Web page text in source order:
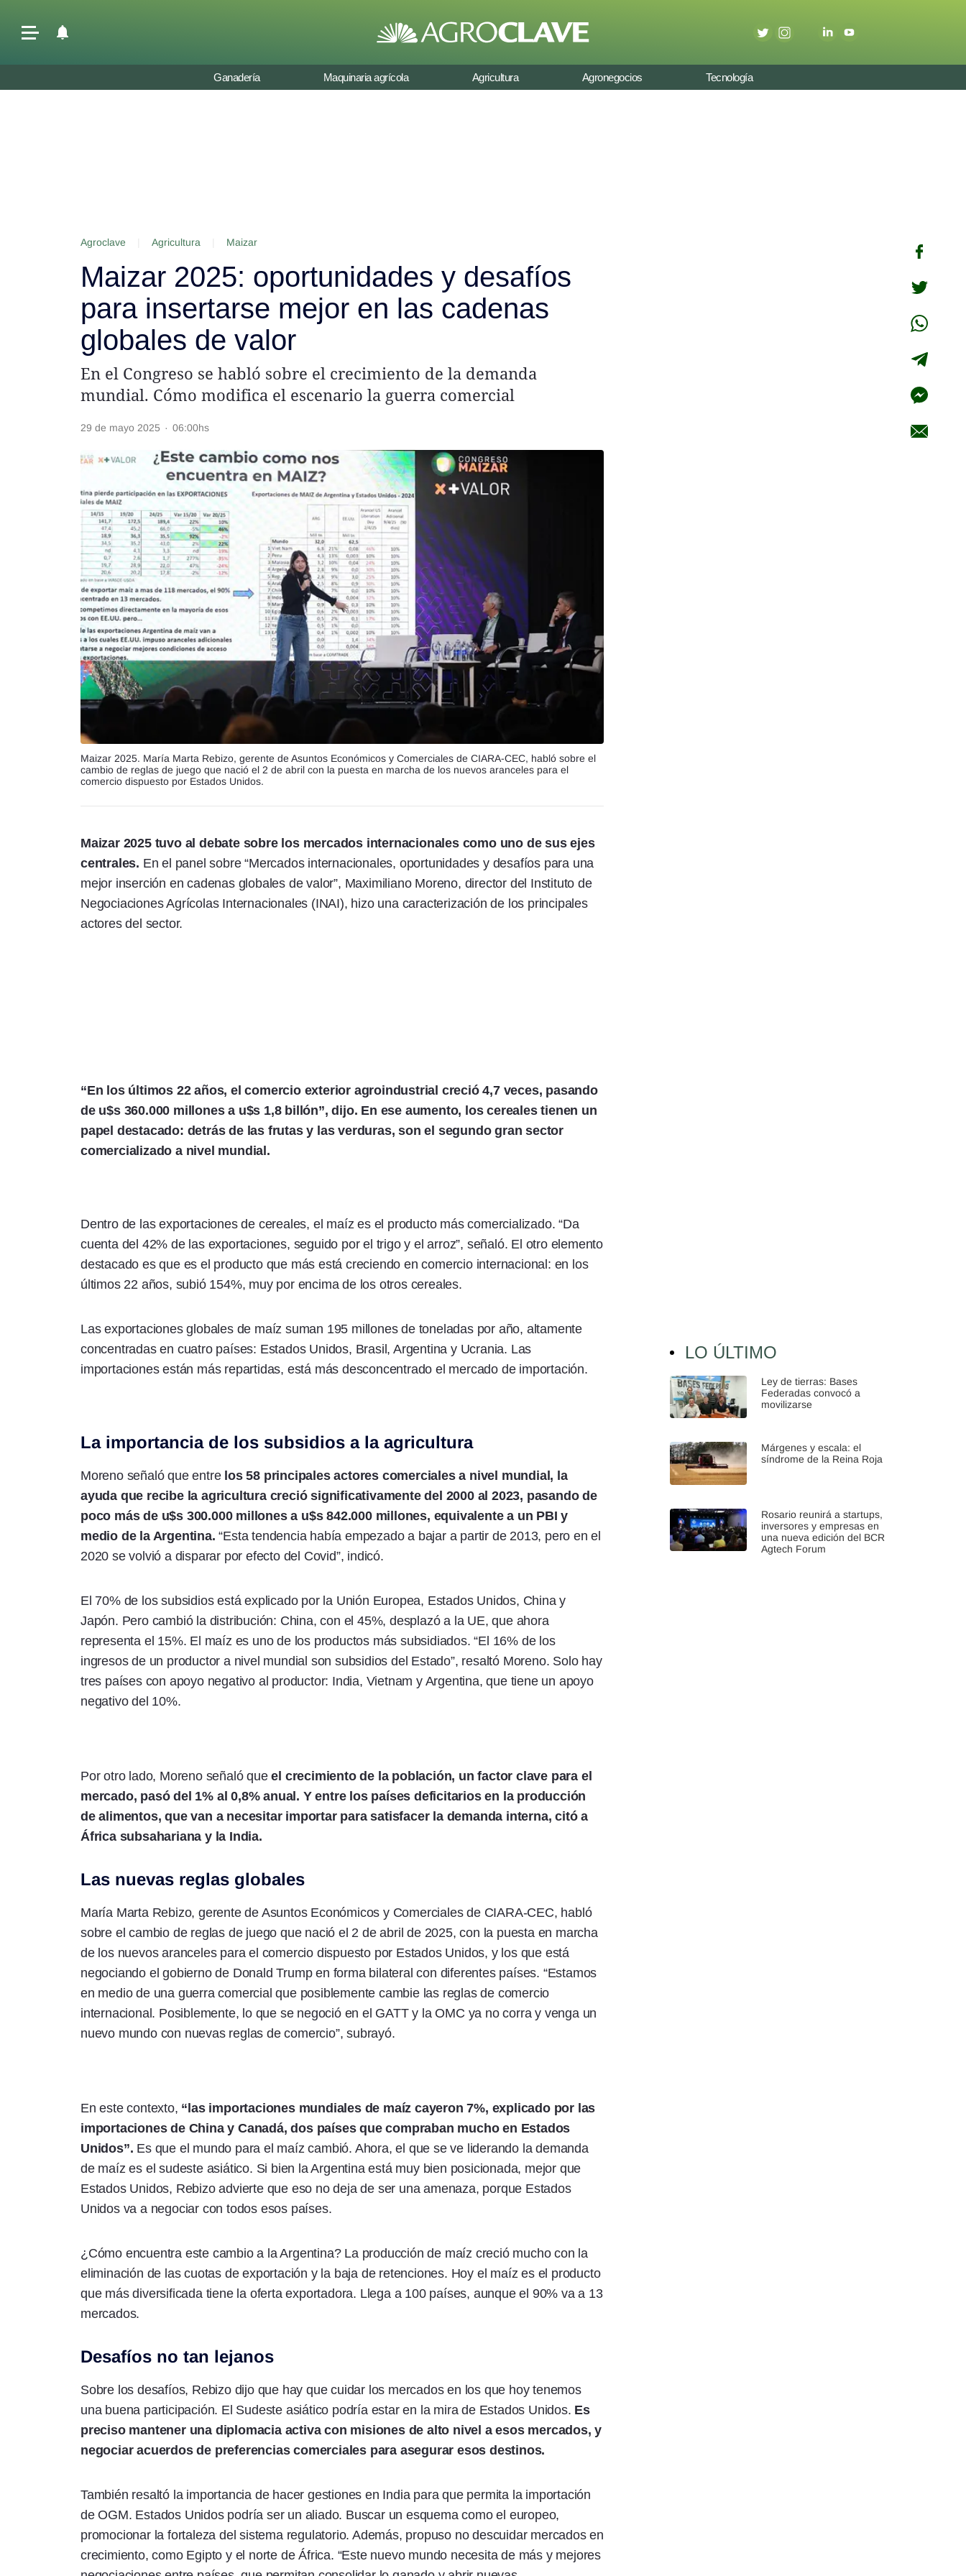
Seguinos
Ganadería Maquinaria agrícola Agricultura Agronegocios Tecnología
Agroclave Agricultura Maizar
Maizar 2025: oportunidades y desafíos
para insertarse mejor en las cadenas
globales de valor
En el Congreso se habló sobre el crecimiento de la demanda
mundial. Cómo modifica el escenario la guerra comercial
29 de mayo 2025 · 06:00hs
Maizar 2025. María Marta Rebizo, gerente de Asuntos Económicos y Comerciales de CIARA-CEC, habló sobre el
cambio de reglas de juego que nació el 2 de abril con la puesta en marcha de los nuevos aranceles para el
comercio dispuesto por Estados Unidos.
Maizar 2025 tuvo al debate sobre los mercados internacionales como uno de sus ejes
centrales. En el panel sobre “Mercados internacionales, oportunidades y desafíos para una
mejor inserción en cadenas globales de valor”, Maximiliano Moreno, director del Instituto de
Negociaciones Agrícolas Internacionales (INAI), hizo una caracterización de los principales
actores del sector.
“En los últimos 22 años, el comercio exterior agroindustrial creció 4,7 veces, pasando
de u$s 360.000 millones a u$s 1,8 billón”, dijo. En ese aumento, los cereales tienen un
papel destacado: detrás de las frutas y las verduras, son el segundo gran sector
comercializado a nivel mundial.
Dentro de las exportaciones de cereales, el maíz es el producto más comercializado. “Da
cuenta del 42% de las exportaciones, seguido por el trigo y el arroz”, señaló. El otro elemento
destacado es que es el producto que más está creciendo en comercio internacional: en los
últimos 22 años, subió 154%, muy por encima de los otros cereales.
Las exportaciones globales de maíz suman 195 millones de toneladas por año, altamente
concentradas en cuatro países: Estados Unidos, Brasil, Argentina y Ucrania. Las
importaciones están más repartidas, está más desconcentrado el mercado de importación.
La importancia de los subsidios a la agricultura
Moreno señaló que entre los 58 principales actores comerciales a nivel mundial, la
ayuda que recibe la agricultura creció significativamente del 2000 al 2023, pasando de
poco más de u$s 300.000 millones a u$s 842.000 millones, equivalente a un PBI y
medio de la Argentina.“Esta tendencia había empezado a bajar a partir de 2013, pero en el
2020 se volvió a disparar por efecto del Covid”, indicó.
El 70% de los subsidios está explicado por la Unión Europea, Estados Unidos, China y
Japón. Pero cambió la distribución: China, con el 45%, desplazó a la UE, que ahora
representa el 15%. El maíz es uno de los productos más subsidiados. “El 16% de los
ingresos de un productor a nivel mundial son subsidios del Estado”, resaltó Moreno. Solo hay
tres países con apoyo negativo al productor: India, Vietnam y Argentina, que tiene un apoyo
negativo del 10%.
Por otro lado, Moreno señaló queel crecimiento de la población, un factor clave para el
mercado, pasó del 1% al 0,8% anual. Y entre los países deficitarios en la producción
de alimentos, que van a necesitar importar para satisfacer la demanda interna, citó a
África subsahariana y la India.
Las nuevas reglas globales
María Marta Rebizo, gerente de Asuntos Económicos y Comerciales de CIARA-CEC, habló
sobre el cambio de reglas de juego que nació el 2 de abril de 2025, con la puesta en marcha
de los nuevos aranceles para el comercio dispuesto por Estados Unidos, y los que está
negociando el gobierno de Donald Trump en forma bilateral con diferentes países. “Estamos
en medio de una guerra comercial que posiblemente cambie las reglas de comercio
internacional. Posiblemente, lo que se negoció en el GATT y la OMC ya no corra y venga un
nuevo mundo con nuevas reglas de comercio”, subrayó.
En este contexto, “las importaciones mundiales de maíz cayeron 7%, explicado por las
importaciones de China y Canadá, dos países que compraban mucho en Estados
Unidos”. Es que el mundo para el maíz cambió. Ahora, el que se ve liderando la demanda
de maíz es el sudeste asiático. Si bien la Argentina está muy bien posicionada, mejor que
Estados Unidos, Rebizo advierte que eso no deja de ser una amenaza, porque Estados
Unidos va a negociar con todos esos países.
¿Cómo encuentra este cambio a la Argentina? La producción de maíz creció mucho con la
eliminación de las cuotas de exportación y la baja de retenciones. Hoy el maíz es el producto
que más diversificada tiene la oferta exportadora. Llega a 100 países, aunque el 90% va a 13
mercados.
Desafíos no tan lejanos
Sobre los desafíos, Rebizo dijo que hay que cuidar los mercados en los que hoy tenemos
una buena participación. El Sudeste asiático podría estar en la mira de Estados Unidos. Es
preciso mantener una diplomacia activa con misiones de alto nivel a esos mercados, y
negociar acuerdos de preferencias comerciales para asegurar esos destinos.
También resaltó la importancia de hacer gestiones en India para que permita la importación
de OGM. Estados Unidos podría ser un aliado. Buscar un esquema como el europeo,
promocionar la fortaleza del sistema regulatorio. Además, propuso no descuidar mercados en
crecimiento, como Egipto y el norte de África. “Este nuevo mundo necesita de más y mejores
LO ÚLTIMO
Ley de tierras: Bases
Federadas convocó a
movilizarse
Márgenes y escala: el
síndrome de la Reina Roja
Rosario reunirá a startups,
inversores y empresas en
una nueva edición del BCR
Agtech Forum